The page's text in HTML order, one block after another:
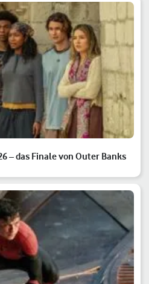
– das Finale von Outer Banks